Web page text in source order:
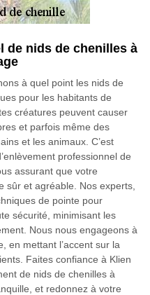
de nids de chenilles à
à quel point les nids de
pour les habitants de
créatures peuvent causer
et parfois même des
et les animaux. C’est
professionnel de
assurant que votre
sûr et agréable. Nos experts,
de pointe pour
sécurité, minimisant les
Nous nous engageons à
en mettant l’accent sur la
Faites confiance à Klien
de nids de chenilles à
et redonnez à votre